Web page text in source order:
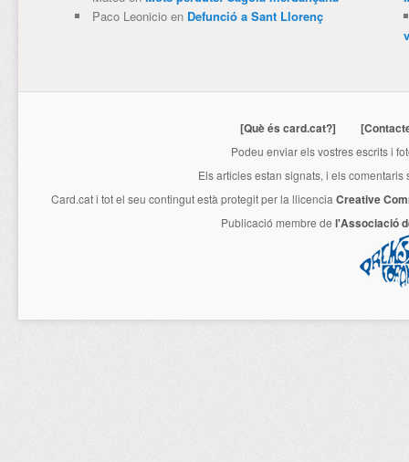
Paco Leonicioen Defunció a Sant Llorenç
[Què és card.cat?]
Podeu enviar els vostres escrits i
Els articles estan signats, i els
Card.cati tot el seu contingut està protegit per la llicencia Creative
Publicació membre de l'Associació